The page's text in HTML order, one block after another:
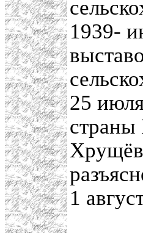
1939-
25
1